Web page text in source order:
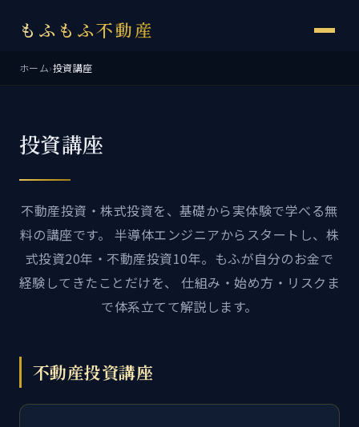
もふもふ不動産
ホーム›投資講座
投資講座
不動産投資・株式投資を、基礎から実体験で学べる無
料の講座です。 半導体エンジニアからスタートし、株
式投資20年・不動産投資10年。もふが自分のお金で
経験してきたことだけを、 仕組み・始め方・リスクま
で体系立てて解説します。
不動産投資講座